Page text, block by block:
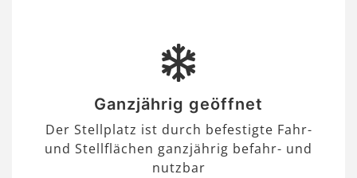
Ganzjährig geöffnet
Der Stellplatz ist durch befestigte Fahr-
und Stellflächen ganzjährig befahr- und
nutzbar